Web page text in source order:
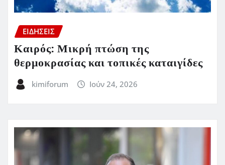
ΕΙΔΗΣΕΙΣ
Καιρός: Μικρή πτώση της
θερμοκρασίας και τοπικές καταιγίδες
kimiforum Ιούν 24, 2026